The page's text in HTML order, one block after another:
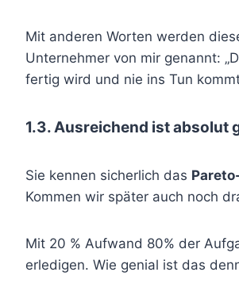
Mit anderen Worten werden
Unternehmer von mir genannt:
fertig wird und nie ins Tun
1.3. Ausreichend ist absolut
Sie kennen sicherlich das
Kommen wir später auch noch
Mit 20 % Aufwand 80% der
erledigen. Wie genial ist das